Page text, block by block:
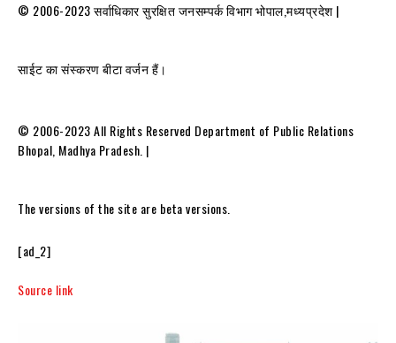
© 2006-2023 सर्वाधिकार सुरक्षित जनसम्पर्क विभाग भोपाल,मध्यप्रदेश |
साईट का संस्करण बीटा वर्जन हैं।
© 2006-2023 All Rights Reserved Department of Public Relations
Bhopal, Madhya Pradesh. |
The versions of the site are beta versions.
[ad_2]
Source link